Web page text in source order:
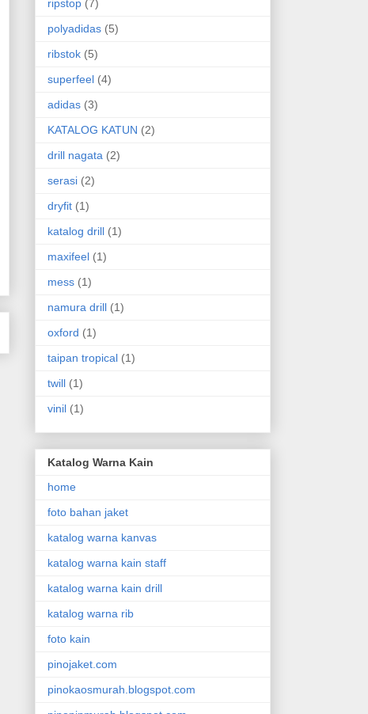
ripstop (7)
polyadidas (5)
ribstok (5)
superfeel (4)
adidas (3)
KATALOG KATUN (2)
drill nagata (2)
serasi (2)
dryfit (1)
katalog drill (1)
maxifeel (1)
mess (1)
namura drill (1)
oxford (1)
taipan tropical (1)
twill (1)
vinil (1)
Katalog Warna Kain
home
foto bahan jaket
katalog warna kanvas
katalog warna kain staff
katalog warna kain drill
katalog warna rib
foto kain
pinojaket.com
pinokaosmurah.blogspot.com